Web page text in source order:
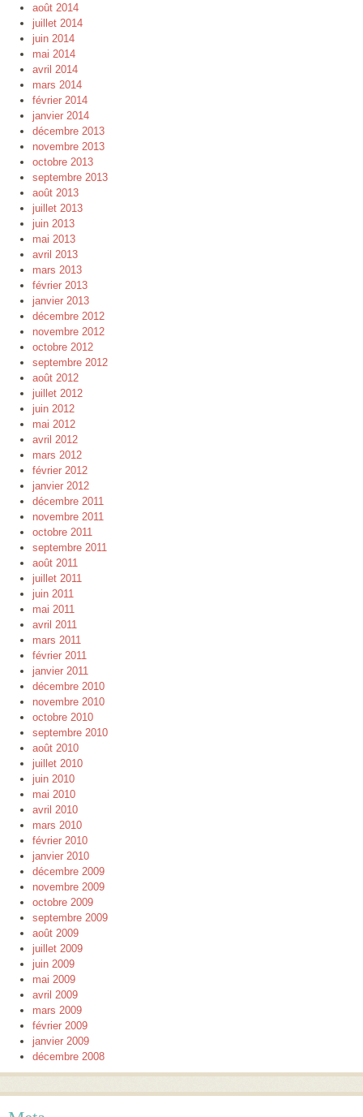
août 2014
juillet 2014
juin 2014
mai 2014
avril 2014
mars 2014
février 2014
janvier 2014
décembre 2013
novembre 2013
octobre 2013
septembre 2013
août 2013
juillet 2013
juin 2013
mai 2013
avril 2013
mars 2013
février 2013
janvier 2013
décembre 2012
novembre 2012
octobre 2012
septembre 2012
août 2012
juillet 2012
juin 2012
mai 2012
avril 2012
mars 2012
février 2012
janvier 2012
décembre 2011
novembre 2011
octobre 2011
septembre 2011
août 2011
juillet 2011
juin 2011
mai 2011
avril 2011
mars 2011
février 2011
janvier 2011
décembre 2010
novembre 2010
octobre 2010
septembre 2010
août 2010
juillet 2010
juin 2010
mai 2010
avril 2010
mars 2010
février 2010
janvier 2010
décembre 2009
novembre 2009
octobre 2009
septembre 2009
août 2009
juillet 2009
juin 2009
mai 2009
avril 2009
mars 2009
février 2009
janvier 2009
décembre 2008